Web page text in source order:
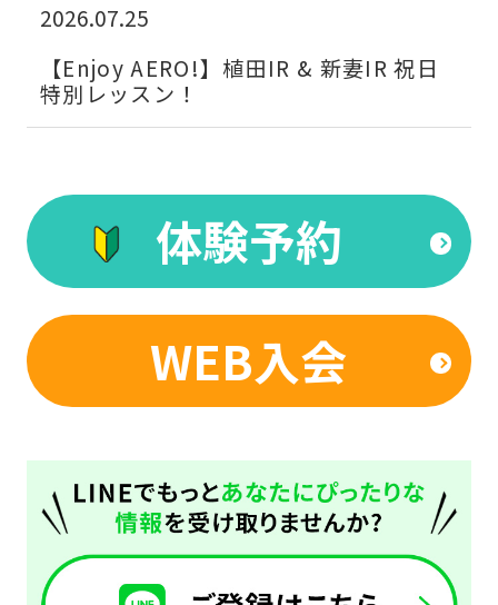
2026.07.25
【Enjoy AERO!】植田IR & 新妻IR 祝日
特別レッスン！
体験予約
WEB入会
automatic
translation)
to
to
the
top
However,
if
you
an
automatic
translation
service,